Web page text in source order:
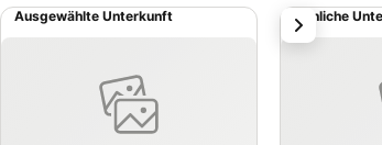
Ausgewählte Unterkunft Ähnliche
weiter